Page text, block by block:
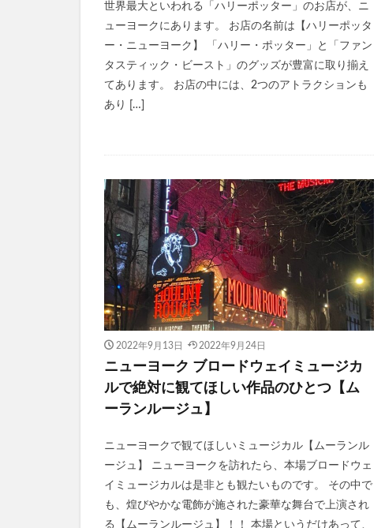
世界最大といわれる「ハリーポッター」のお店が、ニ
ューヨークにあります。 お店の名前は【ハリーポッタ
ー・ニューヨーク】 「ハリー・ポッター」と「ファン
タスティック・ビースト」のグッズが豊富に取り揃え
てあります。 お店の中には、2つのアトラクションも
あり […]
2022年9月13日 2022年9月24日
ニューヨーク ブロードウェイミュージカ
ルで絶対に観てほしい作品のひとつ【ム
ーランルージュ】
ニューヨークで観てほしいミュージカル【ムーランル
ージュ】 ニューヨークを訪れたら、本場ブロードウェ
イミュージカルは是非とも観たいものです。 その中で
も、煌びやかな電飾が施された豪華な舞台で上演され
る【ムーランルージュ】！！ 本場というだけあって、